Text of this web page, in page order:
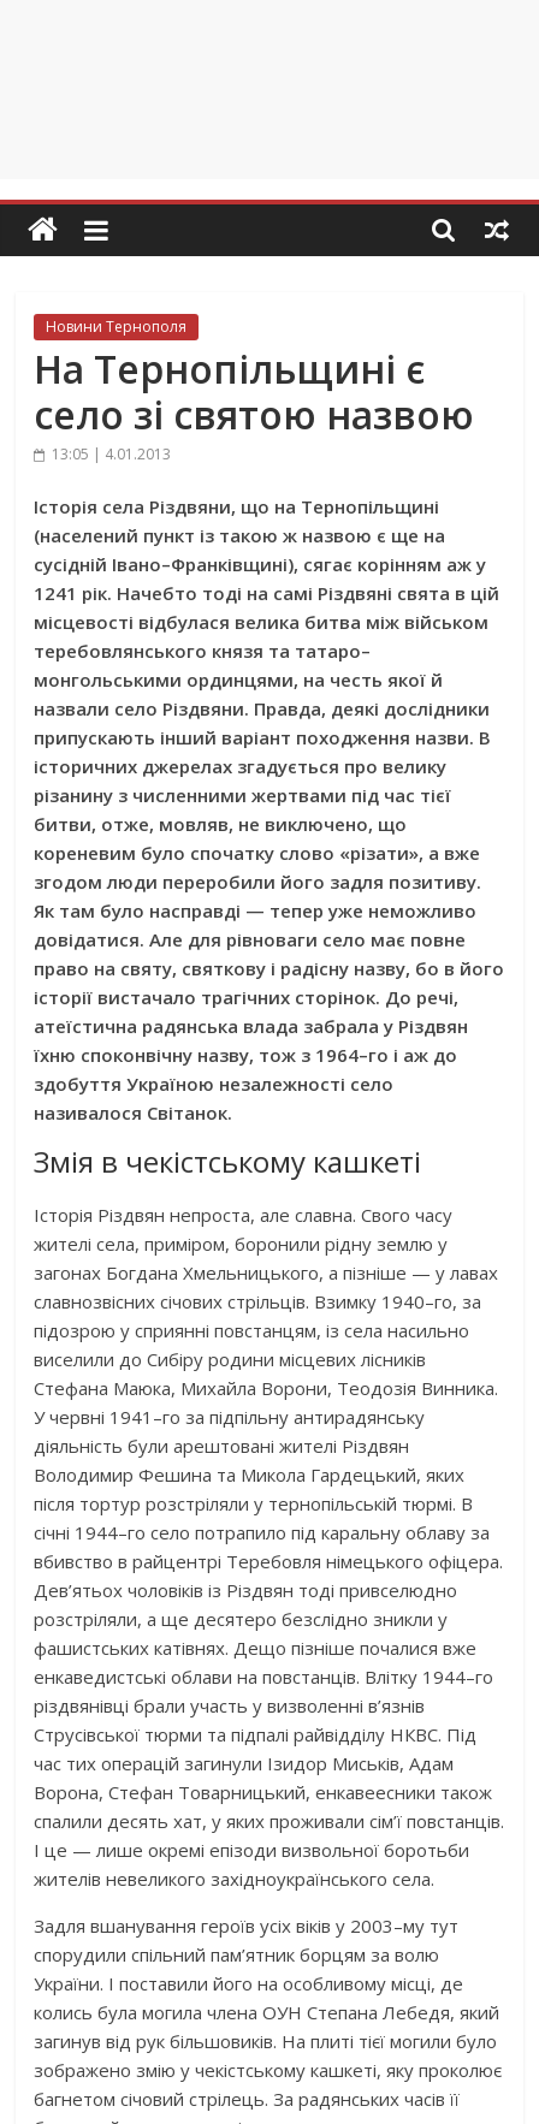
Новини Тернополя
На Тернопільщині є
село зі святою назвою
13:05 | 4.01.2013
Історія села Різдвяни, що на Тернопільщині
(населений пункт із такою ж назвою є ще на
сусідній Івано–Франківщині), сягає корінням аж у
1241 рік. Начебто тоді на самі Різдвяні свята в цій
місцевості відбулася велика битва між військом
теребовлянського князя та татаро–
монгольськими ординцями, на честь якої й
назвали село Різдвяни. Правда, деякі дослідники
припускають інший варіант похо­дження назви. В
історичних джерелах згадується про велику
різанину з численними жертвами під час тієї
битви, отже, мовляв, не виключено, що
кореневим було спочатку слово «різати», а вже
згодом люди переробили його задля позитиву.
Як там було насправді — тепер уже неможливо
довідатися. Але для рівноваги село має повне
право на святу, святкову і радісну назву, бо в його
історії вистачало трагічних сторінок. До речі,
атеїстична радянська влада забрала у Різдвян
їхню споконвічну назву, тож з 1964–го і аж до
здобуття Україною незалежності село
називалося Світанок.
Змія в чекістському кашкеті
Історія Різдвян непроста, але славна. Свого часу
жителі села, приміром, боронили рідну землю у
загонах Богдана Хмельницького, а пізніше — у лавах
славнозвісних січових стрільців. Взимку 1940–го, за
підозрою у сприянні повстанцям, із села насильно
виселили до Сибіру родини місцевих лісників
Стефана Маюка, Михайла Ворони, Теодозія Винника.
У червні 1941–го за підпільну антирадянську
діяльність були арештовані жителі Різдвян
Володимир Фешина та Микола Гардецький, яких
після тортур розстріляли у тернопільській тюрмі. В
січні 1944–го село потрапило під каральну облаву за
вбивство в райцентрі Теребовля німецького офіцера.
Дев’ятьох чоловіків із Різдвян тоді привселюдно
розстріляли, а ще десятеро безслідно зникли у
фашистських катівнях. Дещо пізніше почалися вже
енкаведистські облави на повстанців. Влітку 1944–го
різдвянівці брали участь у визволенні в’язнів
Струсівської тюрми та підпалі райвідділу НКВС. Під
час тих операцій загинули Ізидор Миськів, Адам
Ворона, Стефан Товарницький, енкавеесники також
спалили десять хат, у яких проживали сім’ї повстанців.
І це — лише окремі епізоди визвольної боротьби
жителів невеликого західноукраїнського села.
Задля вшанування героїв усіх віків у 2003–му тут
спорудили спільний пам’ятник борцям за волю
України. І поставили його на особливому місці, де
колись була могила члена ОУН Степана Лебедя, який
загинув від рук більшовиків. На плиті тієї могили було
зображено змію у чекістському кашкеті, яку проколює
багнетом січовий стрілець. За радянських часів її